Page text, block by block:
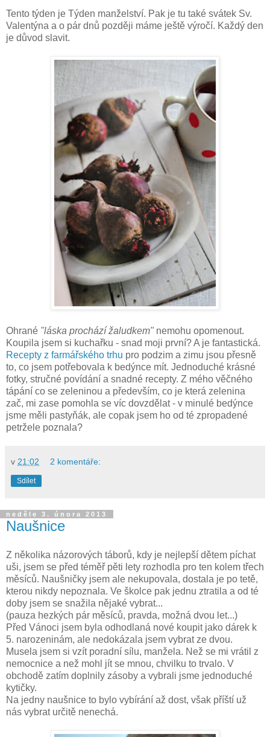
Tento týden je Týden manželství. Pak je tu také svátek Sv.
Valentýna a o pár dnů později máme ještě výročí. Každý den
je důvod slavit.
Ohrané "láska prochází žaludkem" nemohu opomenout.
Koupila jsem si kuchařku - snad moji první? A je fantastická.
Recepty z farmářského trhu pro podzim a zimu jsou přesně
to, co jsem potřebovala k bedýnce mít. Jednoduché krásné
fotky, stručné povídání a snadné recepty. Z mého věčného
tápání co se zeleninou a především, co je která zelenina
zač, mi zase pomohla se víc dovzdělat - v minulé bedýnce
jsme měli pastyňák, ale copak jsem ho od té zpropadené
petržele poznala?
v 21:02 2 komentáře:
Sdílet
neděle 3. února 2013
Naušnice
Z několika názorových táborů, kdy je nejlepší dětem píchat
uši, jsem se před téměř pěti lety rozhodla pro ten kolem třech
měsíců. Naušničky jsem ale nekupovala, dostala je po tetě,
kterou nikdy nepoznala. Ve školce pak jednu ztratila a od té
doby jsem se snažila nějaké vybrat...
(pauza hezkých pár měsíců, pravda, možná dvou let...)
Před Vánoci jsem byla odhodlaná nové koupit jako dárek k
5. narozeninám, ale nedokázala jsem vybrat ze dvou.
Musela jsem si vzít poradní sílu, manžela. Než se mi vrátil z
nemocnice a než mohl jít se mnou, chvilku to trvalo. V
obchodě zatím doplnily zásoby a vybrali jsme jednoduché
kytičky.
Na jedny naušnice to bylo vybírání až dost, však příští už
nás vybrat určitě nenechá.